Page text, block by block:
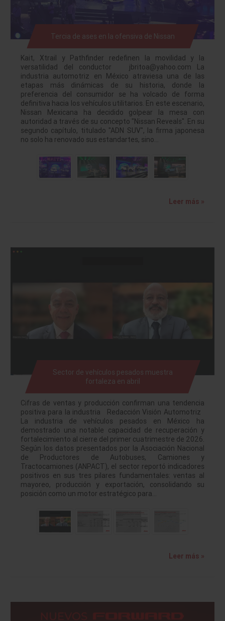
Tercia de ases en la ofensiva de Nissan
Kait, Xtrail y Pathfinder redefinen la movilidad y la
versatilidad del conductor jbritoa@yahoo.com La
industria automotriz en México atraviesa una de las
etapas más dinámicas de su historia, donde la
preferencia del consumidor se ha volcado de forma
definitiva hacia los vehículos utilitarios. En este escenario,
Nissan Mexicana ha decidido golpear la mesa con
autoridad a través de su concepto "Nissan Reveals". En su
segundo capítulo, titulado "ADN SUV", la firma japonesa
no solo ha renovado sus estandartes, sino…
Leer más »
Sector de vehículos pesados muestra
fortaleza en abril
Cifras de ventas y producción confirman una tendencia
positiva para la industria Redacción Visión Automotriz
La industria de vehículos pesados en México ha
demostrado una notable capacidad de recuperación y
fortalecimiento al cierre del primer cuatrimestre de 2026.
Según los datos presentados por la Asociación Nacional
de Productores de Autobuses, Camiones y
Tractocamiones (ANPACT), el sector reportó indicadores
positivos en sus tres pilares fundamentales: ventas al
mayoreo, producción y exportación, consolidando su
posición como un motor estratégico para…
Leer más »